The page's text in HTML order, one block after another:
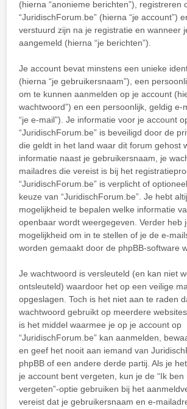
(hierna “anonieme berichten”), registreren
“JuridischForum.be” (hierna “je account”)
verstuurd zijn na je registratie en wanneer
aangemeld (hierna “je berichten”).
Je account bevat minstens een unieke
(hierna “je gebruikersnaam”), een
om te kunnen aanmelden op je account
wachtwoord”) en een persoonlijk, geldig e-
“je e-mail”). Je informatie voor je account
“JuridischForum.be” is beveiligd door de
die geldt in het land waar dit forum gehost
informatie naast je gebruikersnaam, je
mailadres die vereist is bij het
“JuridischForum.be” is verplicht of
keuze van “JuridischForum.be”. Je hebt
mogelijkheid te bepalen welke informatie
openbaar wordt weergegeven. Verder heb
mogelijkheid om in te stellen of je de e-
worden gemaakt door de phpBB-software
Je wachtwoord is versleuteld (en kan niet
ontsleuteld) waardoor het op een veilige
opgeslagen. Toch is het niet aan te raden
wachtwoord gebruikt op meerdere
is het middel waarmee je op je account op
“JuridischForum.be” kan aanmelden,
en geef het nooit aan iemand van
phpBB of een andere derde partij. Als je
je account bent vergeten, kun je de “Ik ben
vergeten”-optie gebruiken bij het
vereist dat je gebruikersnaam en e-